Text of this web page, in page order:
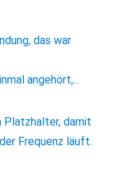
das war
angehört,...
Platzhalter, damit
Frequenz läuft.